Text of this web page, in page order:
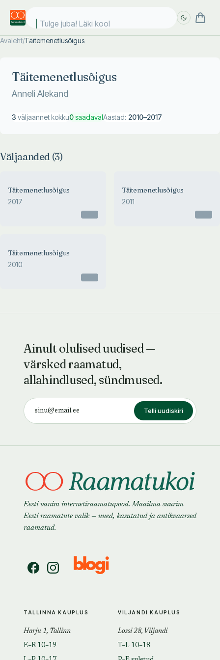
Tulge juba! Läki kooli
Avaleht/Täitemenetlusõigus
Täitemenetlusõigus
Anneli Alekand
3 väljaannet kokku0saadavalAastad: 2010–2017
Väljaanded (3)
Täitemenetlusõigus
2017
Täitemenetlusõigus
2011
Täitemenetlusõigus
2010
Ainult olulised uudised —
värsked raamatud,
allahindlused, sündmused.
Telli uudiskiri
Eesti vanim internetiraamatupood. Maailma suurim
Eesti raamatute valik — uued, kasutatud ja antikvaarsed
raamatud.
TALLINNA KAUPLUS
Harju 1, Tallinn
E–R 10–19
VILJANDI KAUPLUS
Lossi 28, Viljandi
T–L 10–18